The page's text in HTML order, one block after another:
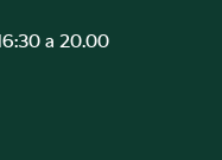
a 20.00